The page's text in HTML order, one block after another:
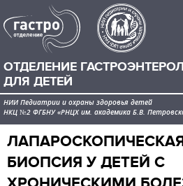
ОТДЕЛЕНИЕ
ДЛЯ ДЕТЕЙ
НИИ Педиатрии и охраны здоровья детей
НКЦ №2 ФГБНУ «РНЦХ им. академика Б.В.
БИОПСИЯ У ДЕТЕЙ С